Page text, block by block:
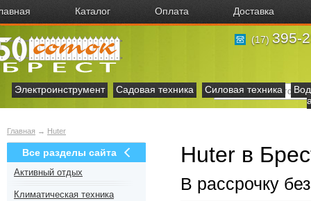
Каталог Оплата Доставка
(17) 395-
Электроинструмент Садовая техника Силовая техника
Главная → Huter
Все разделы сайта
Активный отдых
Климатическая техника
Huter в
В рассрочку